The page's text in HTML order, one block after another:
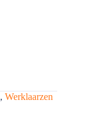
, Werklaarzen